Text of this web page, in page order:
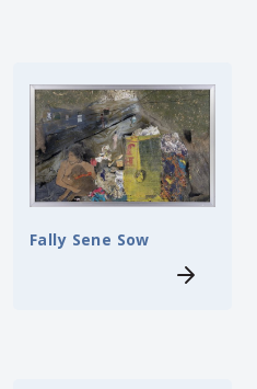
Fally Sene Sow